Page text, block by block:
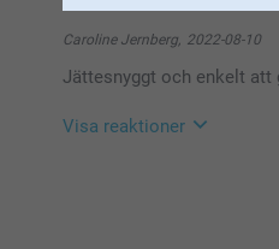
Hej,
Stort tack för dina
Varma hälsningar,
Caroline Jernberg, 2022-08-10
Jättesnyggt och enkelt att
Visa reaktioner